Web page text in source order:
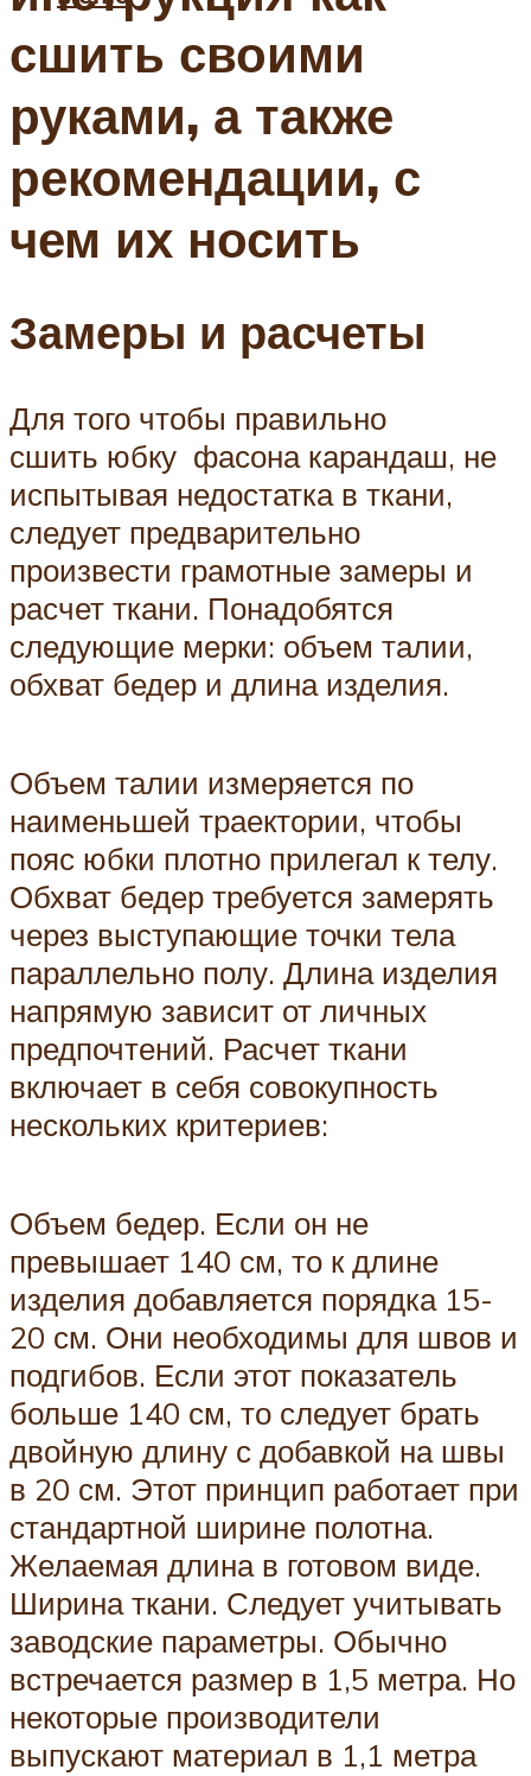
сшить своими
руками, а также
рекомендации, с
чем их носить
Замеры и расчеты
Для того чтобы правильно
сшить юбку фасона карандаш, не
испытывая недостатка в ткани,
следует предварительно
произвести грамотные замеры и
расчет ткани. Понадобятся
следующие мерки: объем талии,
обхват бедер и длина изделия.
Объем талии измеряется по
наименьшей траектории, чтобы
пояс юбки плотно прилегал к телу.
Обхват бедер требуется замерять
через выступающие точки тела
параллельно полу. Длина изделия
напрямую зависит от личных
предпочтений. Расчет ткани
включает в себя совокупность
нескольких критериев:
Объем бедер. Если он не
превышает 140 см, то к длине
изделия добавляется порядка 15-
20 см. Они необходимы для швов и
подгибов. Если этот показатель
больше 140 см, то следует брать
двойную длину с добавкой на швы
в 20 см. Этот принцип работает при
стандартной ширине полотна.
Желаемая длина в готовом виде.
Ширина ткани. Следует учитывать
заводские параметры. Обычно
встречается размер в 1,5 метра. Но
некоторые производители
выпускают материал в 1,1 метра